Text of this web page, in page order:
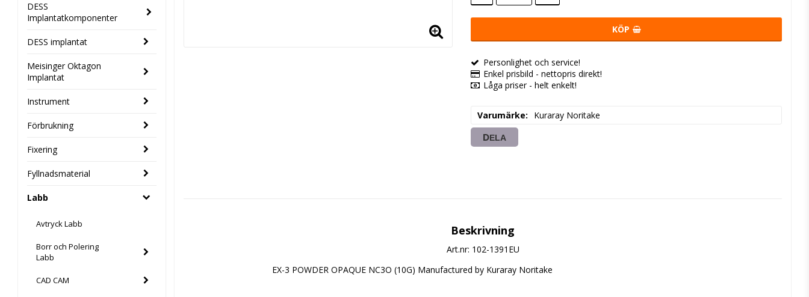
DESS
Implantatkomponenter
DESS implantat
Meisinger Oktagon
Implantat
Instrument
Förbrukning
Fixering
Fyllnadsmaterial
Labb
Avtryck Labb
Borr och Polering
Labb
CAD CAM
KÖP
Personlighet och service!
Enkel prisbild - nettopris direkt!
Låga priser - helt enkelt!
Varumärke Kuraray Noritake
DELA
Beskrivning
Art.nr: 102-1391EU
EX-3 POWDER OPAQUE NC3O (10G) Manufactured by Kuraray Noritake